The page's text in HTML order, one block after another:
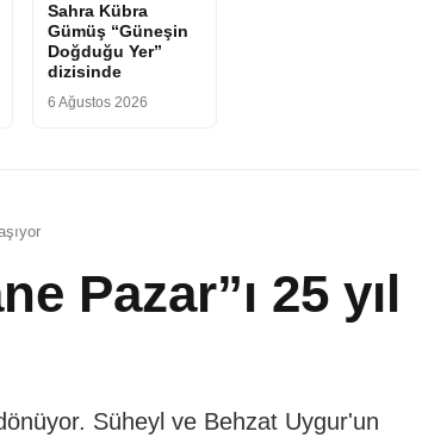
Sahra Kübra
Gümüş “Güneşin
Doğduğu Yer”
dizisinde
6 Ağustos 2026
Pazar”ı 25 yıl
Süheyl ve Behzat Uygur'un